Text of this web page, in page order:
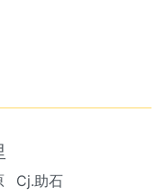
Cj.助石